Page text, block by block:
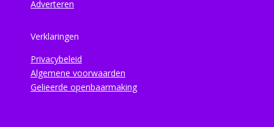
Adverteren
Verklaringen
Privacybeleid
Algemene voorwaarden
Gelieerde openbaarmaking